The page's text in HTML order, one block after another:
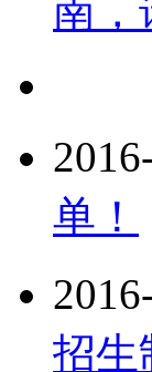
南，
单！
招生